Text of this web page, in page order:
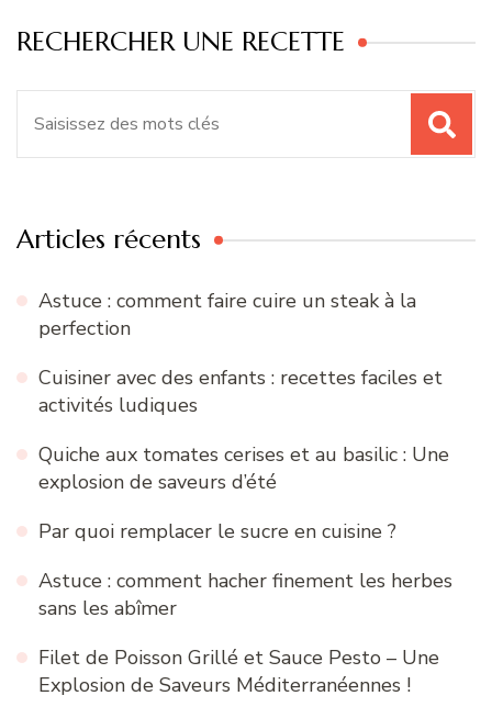
RECHERCHER UNE RECETTE
Articles récents
Astuce : comment faire cuire un steak à la
perfection
Cuisiner avec des enfants : recettes faciles et
activités ludiques
Quiche aux tomates cerises et au basilic : Une
explosion de saveurs d’été
Par quoi remplacer le sucre en cuisine ?
Astuce : comment hacher finement les herbes
sans les abîmer
Filet de Poisson Grillé et Sauce Pesto – Une
Explosion de Saveurs Méditerranéennes !